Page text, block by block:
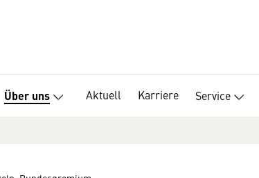
Über uns Aktuell Karriere Service